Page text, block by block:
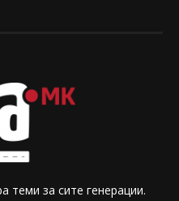
теми за сите генерации.